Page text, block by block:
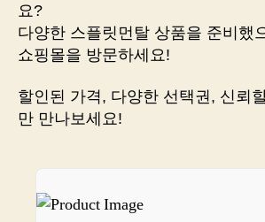
요?
다양한 스플릿먼탈 상품을 준비했
쇼핑몰을 방문하세요!
할인된 가격, 다양한 선택권, 신뢰
만 만나보세요!